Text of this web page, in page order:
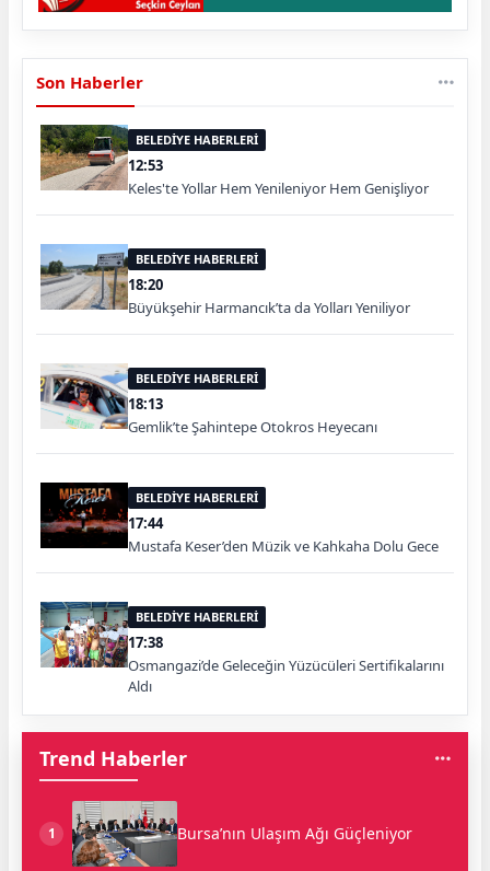
Son Haberler
BELEDİYE HABERLERİ
12:53
Keles'te Yollar Hem Yenileniyor Hem Genişliyor
BELEDİYE HABERLERİ
18:20
Büyükşehir Harmancık’ta da Yolları Yeniliyor
BELEDİYE HABERLERİ
18:13
Gemlik’te Şahintepe Otokros Heyecanı
BELEDİYE HABERLERİ
17:44
Mustafa Keser’den Müzik ve Kahkaha Dolu Gece
BELEDİYE HABERLERİ
17:38
Osmangazi’de Geleceğin Yüzücüleri Sertifikalarını
Aldı
Trend Haberler
1 Bursa’nın Ulaşım Ağı Güçleniyor